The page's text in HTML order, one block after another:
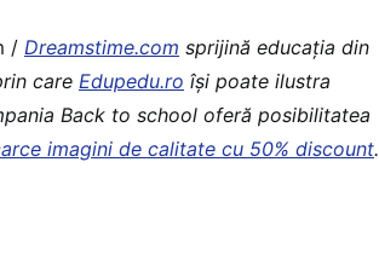
/ Dreamstime.com sprijină educaţia din
care Edupedu.ro îşi poate ilustra
Back to school oferă posibilitatea
imagini de calitate cu 50% discount.